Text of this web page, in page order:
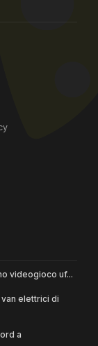
videogioco uf...
elettrici di
a